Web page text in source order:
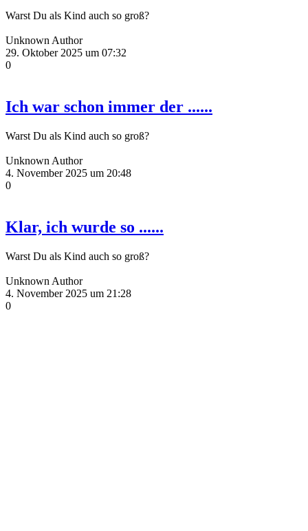
Warst Du als Kind auch so groß?
Unknown Author
29. Oktober 2025 um 07:32
0
Ich war schon immer der ......
Warst Du als Kind auch so groß?
Unknown Author
4. November 2025 um 20:48
0
Klar, ich wurde so ......
Warst Du als Kind auch so groß?
Unknown Author
4. November 2025 um 21:28
0